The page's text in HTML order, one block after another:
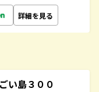
詳細を見る
い島３００